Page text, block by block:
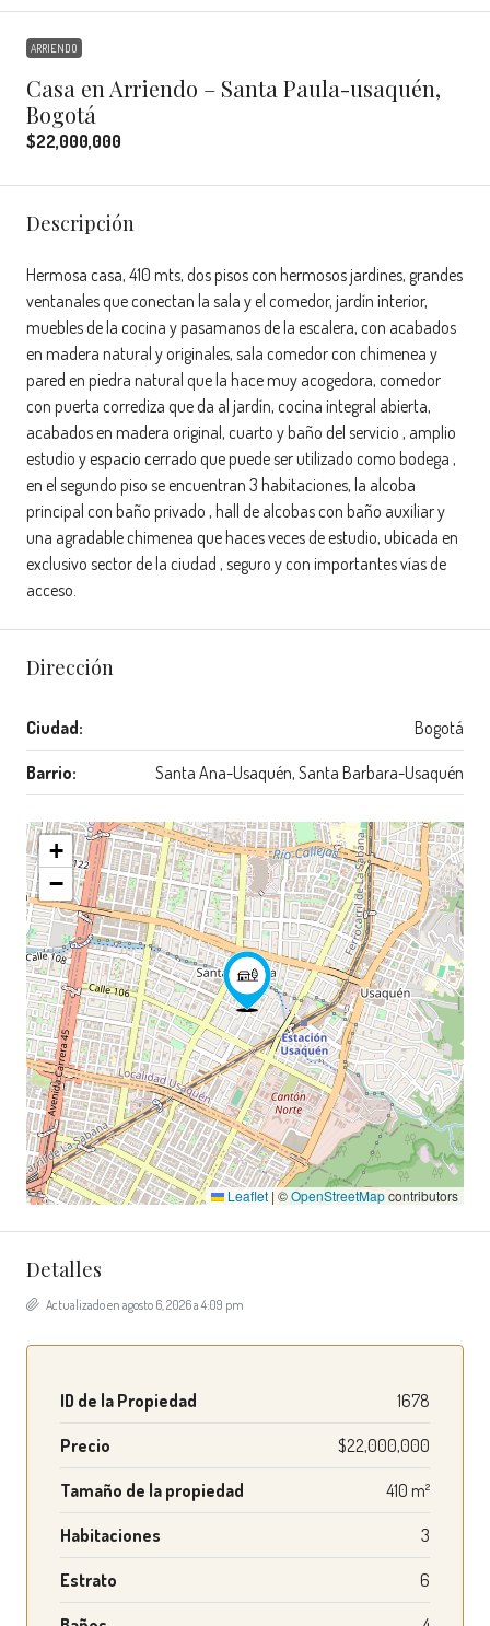
ARRIENDO
Casa en Arriendo – Santa Paula-usaquén,
Bogotá
$22,000,000
Descripción
Hermosa casa, 410 mts, dos pisos con hermosos jardines, grandes
ventanales que conectan la sala y el comedor, jardín interior,
muebles de la cocina y pasamanos de la escalera, con acabados
en madera natural y originales, sala comedor con chimenea y
pared en piedra natural que la hace muy acogedora, comedor
con puerta corrediza que da al jardín, cocina integral abierta,
acabados en madera original, cuarto y baño del servicio , amplio
estudio y espacio cerrado que puede ser utilizado como bodega ,
en el segundo piso se encuentran 3 habitaciones, la alcoba
principal con baño privado , hall de alcobas con baño auxiliar y
una agradable chimenea que haces veces de estudio, ubicada en
exclusivo sector de la ciudad , seguro y con importantes vías de
acceso.
Dirección
Ciudad: Bogotá
Barrio: Santa Ana-Usaquén, Santa Barbara-Usaquén
+
−
Leaflet |©OpenStreetMapcontributors
Detalles
Actualizado en agosto 6, 2026 a 4:09 pm
ID de la Propiedad 1678
Precio $22,000,000
Tamaño de la propiedad 410 m²
Habitaciones 3
Estrato 6